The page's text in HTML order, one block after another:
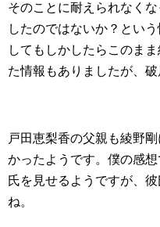
そのことに耐えられなく
したのではないか？とい
してもしかしたらこのま
た情報もありましたが、破
戸田恵梨香の父親も綾野
かったようです。僕の感
氏を見せるようですが、
ね。